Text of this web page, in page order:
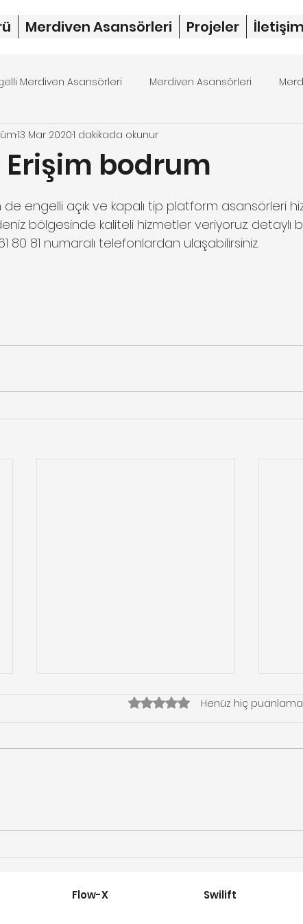
Merdiven Asansörleri Projeler İletişim
Merdiven Asansörleri Merdiven Asansörleri
asansörü fiyat merdiven asansörü dubleks
bodrum
13 Mar 20201 dakikada okunur
engelli açık ve kapalı tip platform asansörleri
bölgesinde kaliteli hizmetler veriyoruz. detaylı
80 81 numaralı telefonlardan ulaşabilirsiniz.
Özgürlüğü Yakalayın:
5 üzerinden 0 yıldız
Henüz hiç
Flow-X Swilift